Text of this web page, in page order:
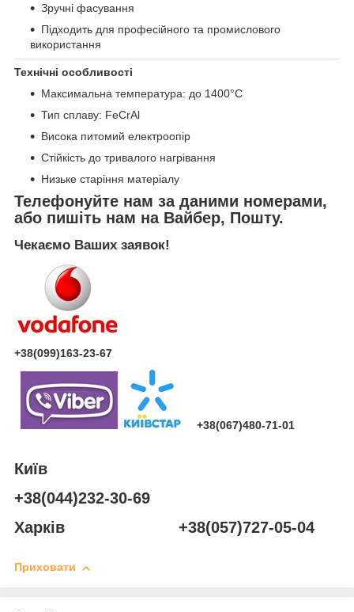
Зручні фасування
Підходить для професійного та промислового
використання
Технічні особливості
Максимальна температура: до 1400°C
Тип сплаву: FeCrAl
Висока питомий електроопір
Стійкість до тривалого нагрівання
Низьке старіння матеріалу
Телефонуйте нам за даними номерами,
або пишіть нам на Вайбер, Пошту.
Чекаємо Ваших заявок!
+38(099)163-23-67
+38(067)480-71-01
Київ
+38(044)232-30-69
Харків +38(057)727-05-04
Приховати